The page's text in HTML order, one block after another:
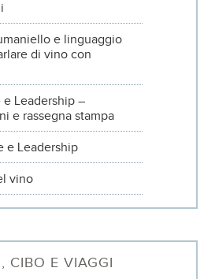
e linguaggio
di vino con
Leadership –
e rassegna stampa
e Leadership
vino
CIBO E VIAGGI